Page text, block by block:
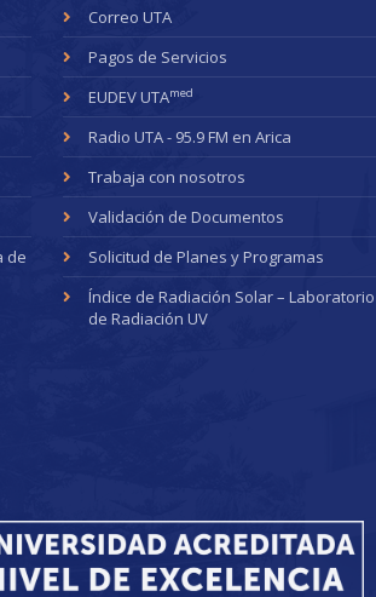
de
Correo UTA
Pagos de Servicios
EUDEV UTAmed
Radio UTA - 95.9 FM en Arica
Trabaja con nosotros
Validación de Documentos
Solicitud de Planes y Programas
Índice de Radiación Solar – Laboratorio
de Radiación UV